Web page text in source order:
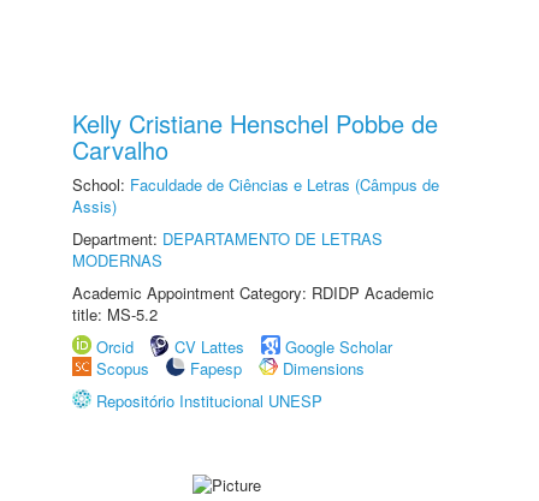
Kelly Cristiane Henschel Pobbe de
Carvalho
School: Faculdade de Ciências e Letras (Câmpus de
Assis)
Department: DEPARTAMENTO DE LETRAS
MODERNAS
Academic Appointment Category: RDIDP Academic
title: MS-5.2
Orcid
CV Lattes
Google Scholar
Scopus
Fapesp
Dimensions
Repositório Institucional UNESP